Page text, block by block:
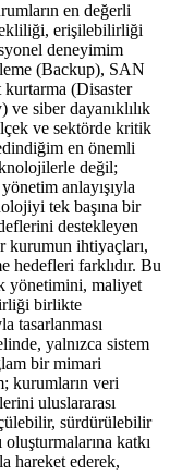
en değerli
erişilebilirliği
deneyimim
(Backup), SAN
(Disaster
siber dayanıklılık
ve sektörde kritik
en önemli
değil;
anlayışıyla
tek başına bir
destekleyen
kurumun ihtiyaçları,
hedefleri farklıdır. Bu
yönetimini, maliyet
birlikte
tasarlanması
yalnızca sistem
bir mimari
kurumların veri
uluslararası
sürdürülebilir
katkı
hareket ederek,